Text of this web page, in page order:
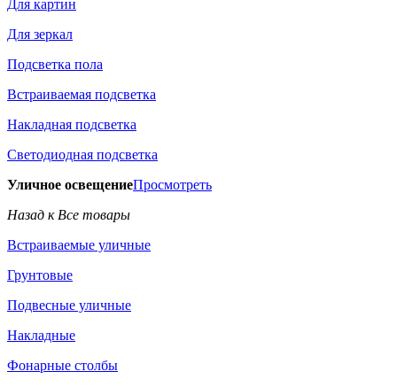
Для картин
Для зеркал
Подсветка пола
Встраиваемая подсветка
Накладная подсветка
Светодиодная подсветка
Уличное освещениеПросмотреть
Назад к Все товары
Встраиваемые уличные
Грунтовые
Подвесные уличные
Накладные
Фонарные столбы